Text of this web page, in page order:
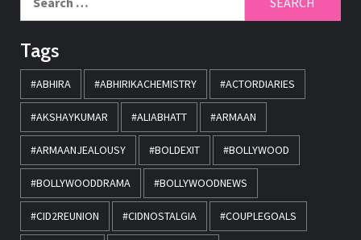
Tags
#ABHIRA #ABHIRIKACHEMISTRY #ACTORDIARIES
#AKSHAYKUMAR #ALIABHATT #ARMAAN
#ARMAANJEALOUSY #BOLDEXIT #BOLLYWOOD
#BOLLYWOODDRAMA #BOLLYWOODNEWS
#CID2REUNION #CIDNOSTALGIA #COUPLEGOALS